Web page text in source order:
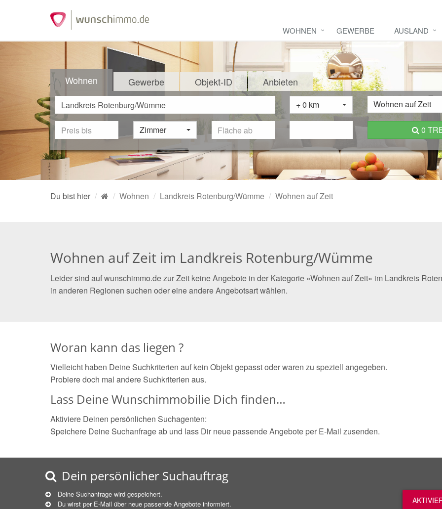
WOHNEN GEWERBE AUSLAND
Wohnen Gewerbe Objekt-ID Anbieten
+ 0 km Wohnen auf Zeit
Zimmer 0
Du bist hier Wohnen Landkreis Rotenburg/Wümme Wohnen auf Zeit
Wohnen auf Zeit im Landkreis Rotenburg/Wümme
Leider sind auf wunschimmo.de zur Zeit keine Angebote in der Kategorie »Wohnen auf Zeit« im Landkreis
in anderen Regionen suchen oder eine andere Angebotsart wählen.
Woran kann das liegen ?
Vielleicht haben Deine Suchkriterien auf kein Objekt gepasst oder waren zu speziell angegeben.
Probiere doch mal andere Suchkriterien aus.
Lass Deine Wunschimmobilie Dich finden…
Aktiviere Deinen persönlichen Suchagenten:
Speichere Deine Suchanfrage ab und lass Dir neue passende Angebote per E-Mail zusenden.
Dein persönlicher Suchauftrag
Deine Suchanfrage wird gespeichert.
Du wirst per E-Mail über neue passende Angebote informiert.